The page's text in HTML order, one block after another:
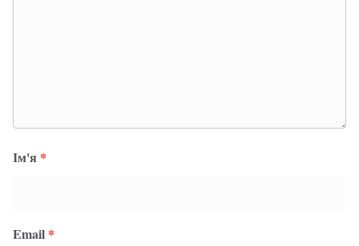
Ім'я *
Email *